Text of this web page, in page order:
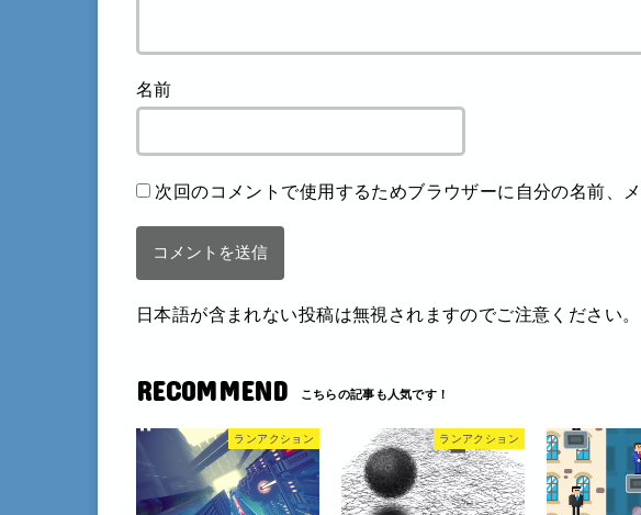
名前
次回のコメントで使用するためブラウザーに自分の名前、
日本語が含まれない投稿は無視されますのでご注意ください。
RECOMMEND
ランアクション ランアクション